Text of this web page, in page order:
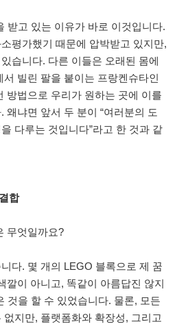
받고 있는 이유가 바로 이것입니다.
평가했기 때문에 압박받고 있지만,
습니다. 다른 이들은 오래된 몸에
빌린 팔을 붙이는 프랑켄슈타인
방법으로 우리가 원하는 곳에 이를
왜냐면 앞서 두 분이 “여러분의 도
다루는 것입니다”라고 한 것과 같
합
무엇일까요?
다. 몇 개의 LEGO 블록으로 제 꿈
깔이 아니고, 똑같이 아름답진 않지
것을 할 수 있었습니다. 물론, 모든
지만, 플랫폼화와 확장성, 그리고